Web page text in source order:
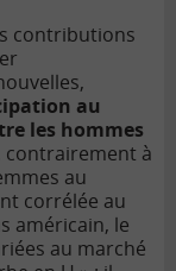
contributions
au
les hommes
contrairement à
au
corrélée au
américain, le
au marché